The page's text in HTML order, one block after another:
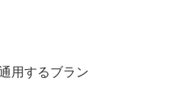
用するブラン